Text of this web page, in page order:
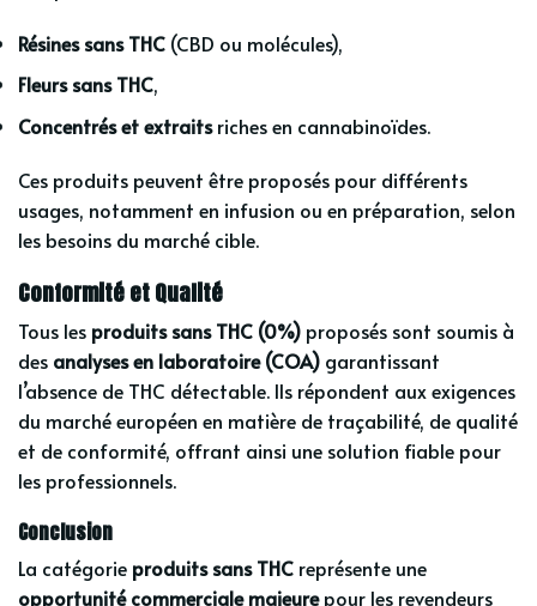
Résines sans THC (CBD ou molécules),
Fleurs sans THC,
Concentrés et extraitsriches en cannabinoïdes.
Ces produits peuvent être proposés pour différents
usages, notamment en infusion ou en préparation, selon
les besoins du marché cible.
Conformité et Qualité
Tous les produits sans THC (0%) proposés sont soumis à
des analyses en laboratoire (COA) garantissant
l’absence de THC détectable. Ils répondent aux exigences
du marché européen en matière de traçabilité, de qualité
et de conformité, offrant ainsi une solution fiable pour
les professionnels.
Conclusion
La catégorie produits sans THC représente une
opportunité commerciale majeurepour les revendeurs